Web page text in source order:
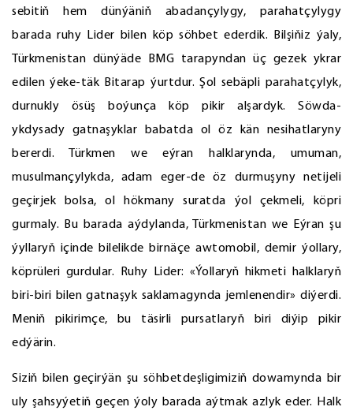
sebitiň hem dünýäniň abadançylygy, parahatçylygy
barada ruhy Lider bilen köp söhbet ederdik. Bilşiňiz ýaly,
Türkmenistan dünýäde BMG tarapyndan üç gezek ykrar
edilen ýeke-täk Bitarap ýurtdur. Şol sebäpli parahatçylyk,
durnukly ösüş boýunça köp pikir alşardyk. Söwda-
ykdysady gatnaşyklar babatda ol öz kän nesihatlaryny
bererdi. Türkmen we eýran halklarynda, umuman,
musulmançylykda, adam eger-de öz durmuşyny netijeli
geçirjek bolsa, ol hökmany suratda ýol çekmeli, köpri
gurmaly. Bu barada aýdylanda, Türkmenistan we Eýran şu
ýyllaryň içinde bilelikde birnäçe awtomobil, demir ýollary,
köprüleri gurdular. Ruhy Lider: «Ýollaryň hikmeti halklaryň
biri-biri bilen gatnaşyk saklamagynda jemlenendir» diýerdi.
Meniň pikirimçe, bu täsirli pursatlaryň biri diýip pikir
edýärin.
Siziň bilen geçirýän şu söhbetdeşligimiziň dowamynda bir
uly şahsyýetiň geçen ýoly barada aýtmak azlyk eder. Halk